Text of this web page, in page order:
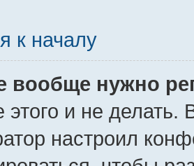
к началу
вообще нужно
и не делать.
настроил